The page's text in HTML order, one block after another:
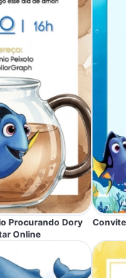
Procurando Dory
Online